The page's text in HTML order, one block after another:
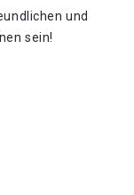
und
sein!